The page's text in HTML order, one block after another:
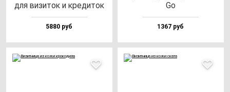
для ви­зи­ток и кре­ди­ток
5880 руб
Go
1367 руб